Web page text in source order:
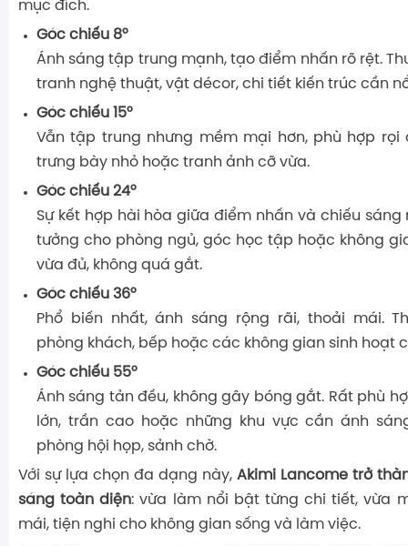
mục đích.
Góc chiếu 8°
Ánh sáng tập trung mạnh, tạo điểm nhấn rõ rệt.
tranh nghệ thuật, vật décor, chi tiết kiến trúc cần
Góc chiếu 15°
Vẫn tập trung nhưng mềm mại hơn, phù hợp rọi
trưng bày nhỏ hoặc tranh ảnh cỡ vừa.
Góc chiếu 24°
Sự kết hợp hài hòa giữa điểm nhấn và chiếu sáng
tưởng cho phòng ngủ, góc học tập hoặc không
vừa đủ, không quá gắt.
Góc chiếu 36°
Phổ biến nhất, ánh sáng rộng rãi, thoải mái.
phòng khách, bếp hoặc các không gian sinh hoạt
Góc chiếu 55°
Ánh sáng tản đều, không gây bóng gắt. Rất phù
lớn, trần cao hoặc những khu vực cần ánh
phòng hội họp, sảnh chờ.
Với sự lựa chọn đa dạng này, Akimi Lancome trở
sáng toàn diện: vừa làm nổi bật từng chi tiết, vừa
mái, tiện nghi cho không gian sống và làm việc.